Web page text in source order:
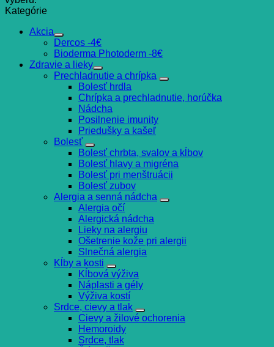
Kategórie
Akcia
Dercos -4€
Bioderma Photoderm -8€
Zdravie a lieky
Prechladnutie a chrípka
Bolesť hrdla
Chrípka a prechladnutie, horúčka
Nádcha
Posilnenie imunity
Priedušky a kašeľ
Bolesť
Bolesť chrbta, svalov a kĺbov
Bolesť hlavy a migréna
Bolesť pri menštruácii
Bolesť zubov
Alergia a senná nádcha
Alergia očí
Alergická nádcha
Lieky na alergiu
Ošetrenie kože pri alergii
Slnečná alergia
Kĺby a kosti
Kĺbová výživa
Náplasti a gély
Výživa kostí
Srdce, cievy a tlak
Cievy a žilové ochorenia
Hemoroidy
Srdce, tlak